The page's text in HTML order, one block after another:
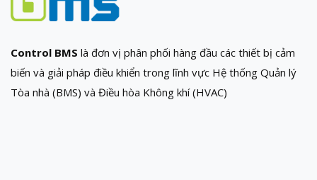
Control BMS là đơn vị phân phối hàng đầu các thiết bị cảm
biến và giải pháp điều khiển trong lĩnh vực Hệ thống Quản lý
Tòa nhà (BMS) và Điều hòa Không khí (HVAC)